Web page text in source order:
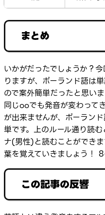
まとめ
いかがだったでしょうか？
りますが、ポーランド語は
ので案外簡単だったと思い
同じooでも発音が変わって
が出来ませんが、ポーラン
単です。上のルール通り読
ナ(男性)と読むことができ
葉を覚えていきましょう！
この記事の反響